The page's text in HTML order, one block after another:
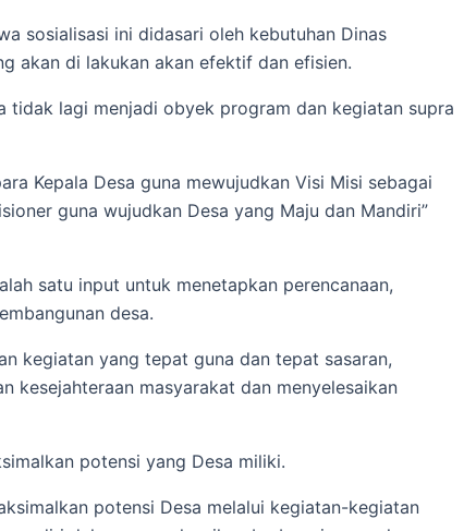
sosialisasi ini didasari oleh kebutuhan Dinas
akan di lakukan akan efektif dan efisien.
tidak lagi menjadi obyek program dan kegiatan supra
Kepala Desa guna mewujudkan Visi Misi sebagai
guna wujudkan Desa yang Maju dan Mandiri”
satu input untuk menetapkan perencanaan,
desa.
kegiatan yang tepat guna dan tepat sasaran,
kesejahteraan masyarakat dan menyelesaikan
potensi yang Desa miliki.
potensi Desa melalui kegiatan-kegiatan